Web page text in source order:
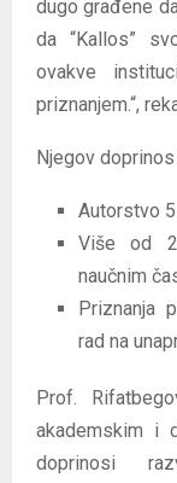
dugo građene
da “Kallos”
ovakve
priznanjem.“,
Njegov
Autorstvo
Više od
naučnim
Priznanja
rad na
Prof.
akademskim i
doprinosi